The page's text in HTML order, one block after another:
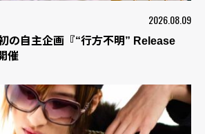
2026.08.09
の自主企画『“行方不明” Release
催